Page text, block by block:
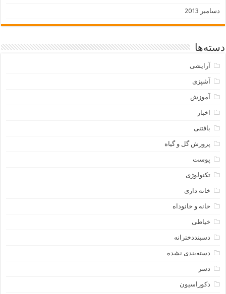
دسامبر 2013
دسته‌ها
آرایشی
آشپزی
آموزش
اخبار
بافتنی
پرورش گل و گیاه
پوست
تکنولوژی
خانه داری
خانه و خانوداه
خیاطی
دسبنددخترانه
دسته‌بندی نشده
دسر
دکوراسیون